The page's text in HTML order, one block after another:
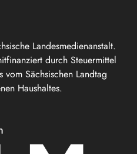
Landesmedienanstalt.
durch Steuermittel
Sächsischen Landtag
Haushaltes.